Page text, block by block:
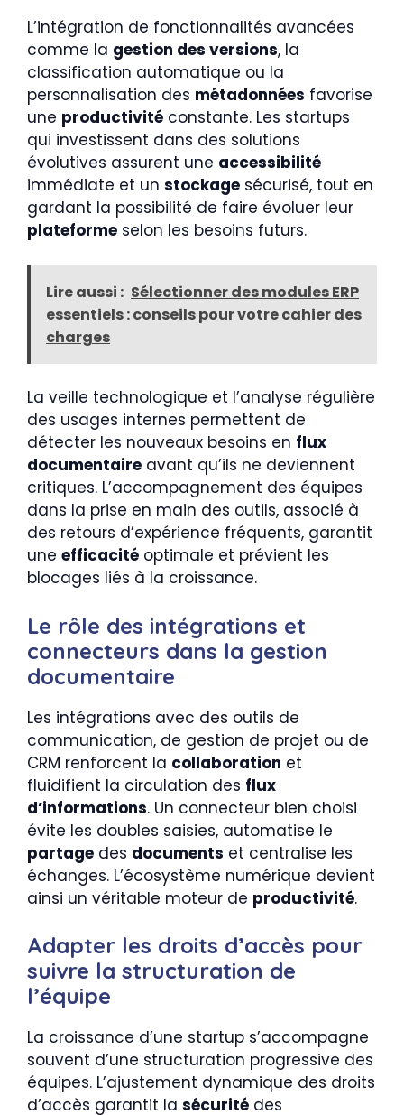
L’intégration de fonctionnalités avancées
comme la gestion des versions, la
classification automatique ou la
personnalisation des métadonnées favorise
une productivité constante. Les startups
qui investissent dans des solutions
évolutives assurent une accessibilité
immédiate et un stockage sécurisé, tout en
gardant la possibilité de faire évoluer leur
plateforme selon les besoins futurs.
Lire aussi : Sélectionner des modules ERP
essentiels : conseils pour votre cahier des
charges
La veille technologique et l’analyse régulière
des usages internes permettent de
détecter les nouveaux besoins en flux
documentaire avant qu’ils ne deviennent
critiques. L’accompagnement des équipes
dans la prise en main des outils, associé à
des retours d’expérience fréquents, garantit
une efficacité optimale et prévient les
blocages liés à la croissance.
Le rôle des intégrations et
connecteurs dans la gestion
documentaire
Les intégrations avec des outils de
communication, de gestion de projet ou de
CRM renforcent la collaboration et
fluidifient la circulation des flux
d’informations. Un connecteur bien choisi
évite les doubles saisies, automatise le
partage des documents et centralise les
échanges. L’écosystème numérique devient
ainsi un véritable moteur de productivité.
Adapter les droits d’accès pour
suivre la structuration de
l’équipe
La croissance d’une startup s’accompagne
souvent d’une structuration progressive des
équipes. L’ajustement dynamique des droits
d’accès garantit la sécurité des